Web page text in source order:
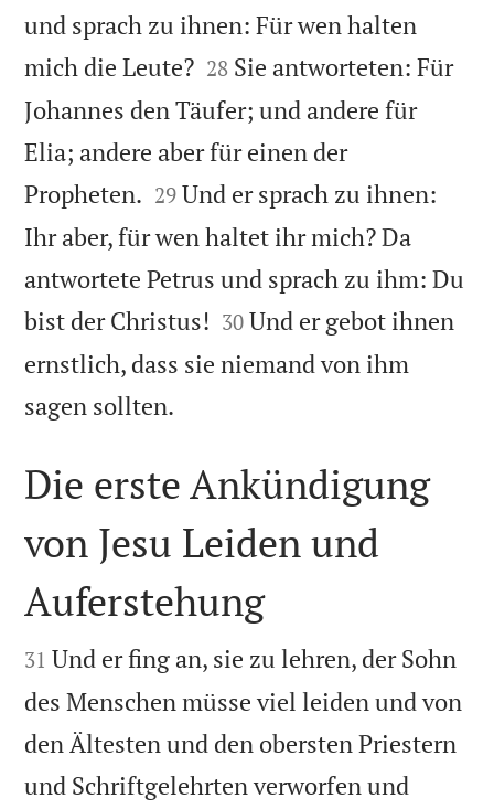
und sprach zu ihnen: Für wen halten
mich die Leute?
28 Sie antworteten: Für
Johannes den Täufer; und andere für
Elia; andere aber für einen der
Propheten. 

29 Und er sprach zu ihnen:
Ihr aber, für wen haltet ihr mich? Da
antwortete Petrus und sprach zu ihm: Du
bist der Christus! 

30 Und er gebot ihnen
ernstlich, dass sie niemand von ihm
sagen sollten.

Die erste Ankündigung
von Jesu Leiden und
Auferstehung

31 Und er fing an, sie zu lehren, der Sohn
des Menschen müsse viel leiden und von
den Ältesten und den obersten Priestern
und Schriftgelehrten verworfen und